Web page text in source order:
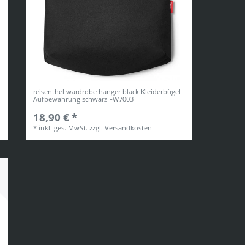
reisenthel wardrobe hanger black Kleiderbügel
Aufbewahrung schwarz FW7003
18,90 € *
* inkl. ges. MwSt. zzgl.Versandkosten